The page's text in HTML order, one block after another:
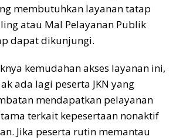
membutuhkan layanan tatap
atau Mal Pelayanan Publik
dapat dikunjungi.
kemudahan akses layanan ini,
ada lagi peserta JKN yang
mendapatkan pelayanan
terkait kepesertaan nonaktif
Jika peserta rutin memantau